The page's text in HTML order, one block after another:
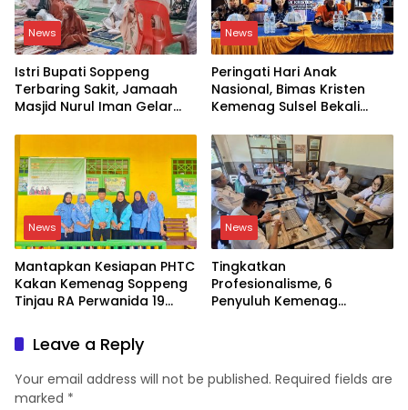
News
Istri Bupati Soppeng
Terbaring Sakit, Jamaah
Masjid Nurul Iman Gelar
News
Peringati Hari Anak
Nasional, Bimas Kristen
Kemenag Sulsel Bekali
News
Mantapkan Kesiapan PHTC
Kakan Kemenag Soppeng
Tinjau RA Perwanida 19
News
Tingkatkan
Profesionalisme, 6
Penyuluh Kemenag
Leave a Reply
Your email address will not be published. Required fields are
marked *